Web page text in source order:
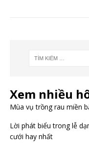
Xem nhiều
Mùa vụ trồng rau miền
Lời phát biểu trong lễ
cưới hay nhất